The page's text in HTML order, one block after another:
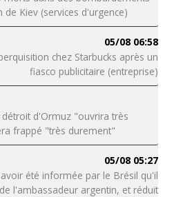
Kiev (services d'urgence)
05/08 06:58
chez Starbucks après un
fiasco publicitaire (entreprise)
d'Ormuz "ouvrira très
frappé "très durement"
05/08 05:27
été informée par le Brésil qu'il
l'ambassadeur argentin, et réduit